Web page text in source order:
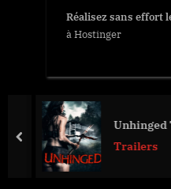
Réalisez sans effort
à Hostinger
Unhinged
Trailers
prev